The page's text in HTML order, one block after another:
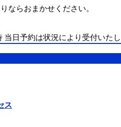
ならおまかせください。
当日予約は状況により受付いた
ス